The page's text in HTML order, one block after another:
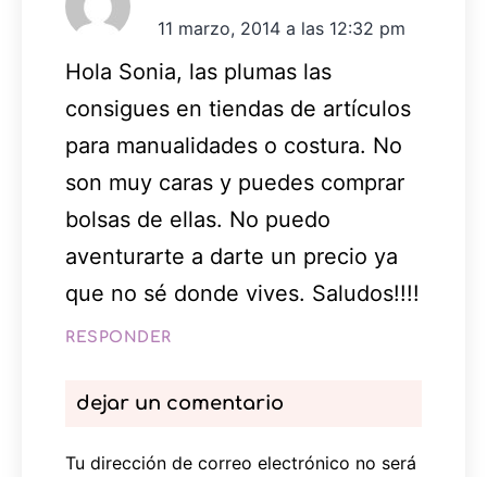
11 marzo, 2014 a las 12:32 pm
Hola Sonia, las plumas las
consigues en tiendas de artículos
para manualidades o costura. No
son muy caras y puedes comprar
bolsas de ellas. No puedo
aventurarte a darte un precio ya
que no sé donde vives. Saludos!!!!
RESPONDER
dejar un comentario
Tu dirección de correo electrónico no será